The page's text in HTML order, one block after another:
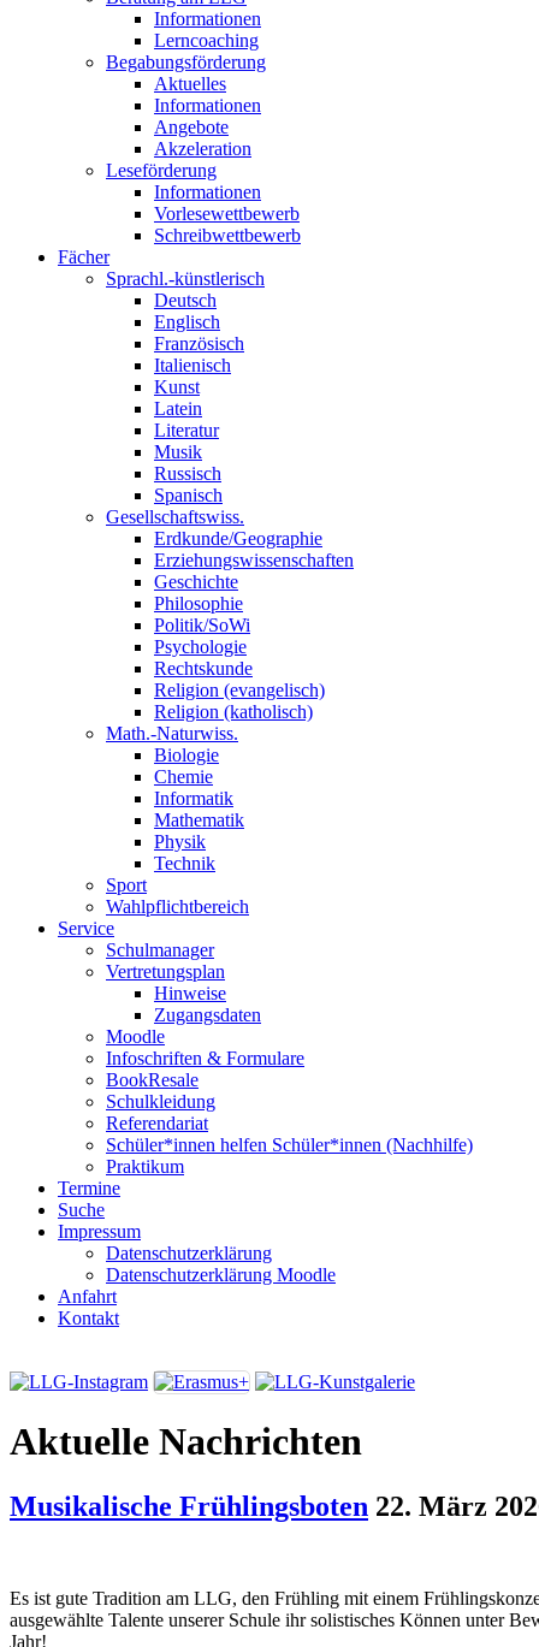
Informationen
Lerncoaching
Begabungsförderung
Aktuelles
Informationen
Angebote
Akzeleration
Leseförderung
Informationen
Vorlesewettbewerb
Schreibwettbewerb
Fächer
Sprachl.-künstlerisch
Deutsch
Englisch
Französisch
Italienisch
Kunst
Latein
Literatur
Musik
Russisch
Spanisch
Gesellschaftswiss.
Erdkunde/Geographie
Erziehungswissenschaften
Geschichte
Philosophie
Politik/SoWi
Psychologie
Rechtskunde
Religion (evangelisch)
Religion (katholisch)
Math.-Naturwiss.
Biologie
Chemie
Informatik
Mathematik
Physik
Technik
Sport
Wahlpflichtbereich
Service
Schulmanager
Vertretungsplan
Hinweise
Zugangsdaten
Moodle
Infoschriften & Formulare
BookResale
Schulkleidung
Referendariat
Schüler*innen helfen Schüler*innen (Nachhilfe)
Praktikum
Termine
Suche
Impressum
Datenschutzerklärung
Datenschutzerklärung Moodle
Anfahrt
Kontakt
Aktuelle Nachrichten
Musikalische Frühlingsboten 22. März
Es ist gute Tradition am LLG, den Frühling mit einem
ausgewählte Talente unserer Schule ihr solistisches Können unter
Jahr!